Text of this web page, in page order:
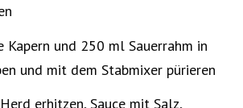
Kapern und 250 ml Sauerrahm in
und mit dem Stabmixer pürieren
erhitzen, Sauce mit Salz,